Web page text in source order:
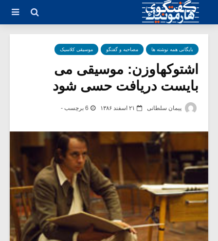
بایگانی همه نوشته ها مصاحبه و گفتگو موسیقی کلاسیک
اشتوکهاوزن: موسیقی می
بایست دریافت حسی شود
پیمان سلطانی ۲۱ اسفند ۱۳۸۶ 6 برچسب -